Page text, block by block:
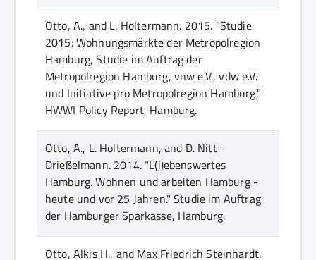
Otto, A., and L. Holtermann. 2015. "Studie
2015: Wohnungsmärkte der Metropolregion
Hamburg, Studie im Auftrag der
Metropolregion Hamburg, vnw e.V., vdw e.V.
und Initiative pro Metropolregion Hamburg."
HWWI Policy Report, Hamburg.
Otto, A., L. Holtermann, and D. Nitt-
Drießelmann.2014."L(i)ebenswertes
Hamburg. Wohnen und arbeiten Hamburg -
heute und vor 25 Jahren." Studie im Auftrag
der Hamburger Sparkasse, Hamburg.
Otto, Alkis H., and Max Friedrich Steinhardt.